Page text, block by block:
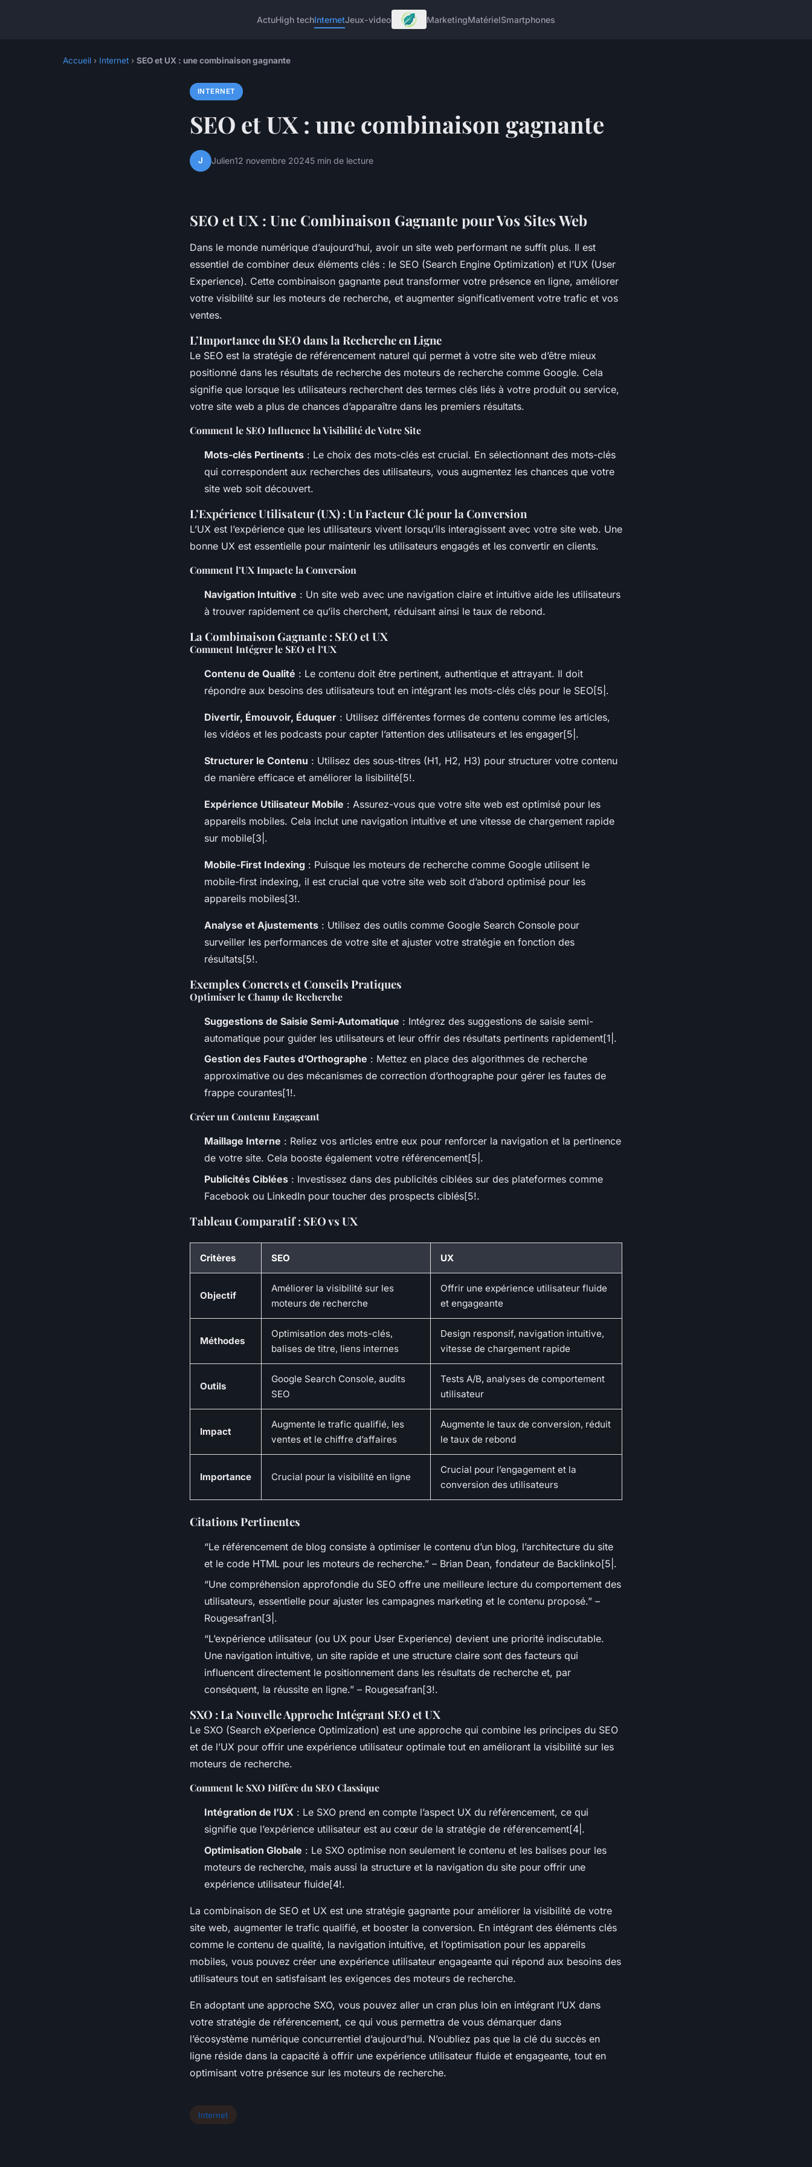
ActuHigh techInternetJeux-video MarketingMatérielSmartphones
Accueil › Internet › SEO et UX : une combinaison gagnante
INTERNET
SEO et UX : une combinaison gagnante
J Julien12 novembre 20245 min de lecture
SEO et UX : Une Combinaison Gagnante pour Vos Sites Web
Dans le monde numérique d’aujourd’hui, avoir un site web performant ne suffit plus. Il est
essentiel de combiner deux éléments clés : le SEO (Search Engine Optimization) et l’UX (User
Experience). Cette combinaison gagnante peut transformer votre présence en ligne, améliorer
votre visibilité sur les moteurs de recherche, et augmenter significativement votre trafic et vos
ventes.
L’Importance du SEO dans la Recherche en Ligne
Le SEO est la stratégie de référencement naturel qui permet à votre site web d’être mieux
positionné dans les résultats de recherche des moteurs de recherche comme Google. Cela
signifie que lorsque les utilisateurs recherchent des termes clés liés à votre produit ou service,
votre site web a plus de chances d’apparaître dans les premiers résultats.
Comment le SEO Influence la Visibilité de Votre Site
Mots-clés Pertinents : Le choix des mots-clés est crucial. En sélectionnant des mots-clés
qui correspondent aux recherches des utilisateurs, vous augmentez les chances que votre
site web soit découvert.
L’Expérience Utilisateur (UX) : Un Facteur Clé pour la Conversion
L’UX est l’expérience que les utilisateurs vivent lorsqu’ils interagissent avec votre site web. Une
bonne UX est essentielle pour maintenir les utilisateurs engagés et les convertir en clients.
Comment l’UX Impacte la Conversion
Navigation Intuitive : Un site web avec une navigation claire et intuitive aide les utilisateurs
à trouver rapidement ce qu’ils cherchent, réduisant ainsi le taux de rebond.
La Combinaison Gagnante : SEO et UX
Comment Intégrer le SEO et l’UX
Contenu de Qualité : Le contenu doit être pertinent, authentique et attrayant. Il doit
répondre aux besoins des utilisateurs tout en intégrant les mots-clés clés pour le SEO[5|.
Divertir, Émouvoir, Éduquer : Utilisez différentes formes de contenu comme les articles,
les vidéos et les podcasts pour capter l’attention des utilisateurs et les engager[5|.
Structurer le Contenu : Utilisez des sous-titres (H1, H2, H3) pour structurer votre contenu
de manière efficace et améliorer la lisibilité[5!.
Expérience Utilisateur Mobile : Assurez-vous que votre site web est optimisé pour les
appareils mobiles. Cela inclut une navigation intuitive et une vitesse de chargement rapide
sur mobile[3|.
Mobile-First Indexing : Puisque les moteurs de recherche comme Google utilisent le
mobile-first indexing, il est crucial que votre site web soit d’abord optimisé pour les
appareils mobiles[3!.
Analyse et Ajustements : Utilisez des outils comme Google Search Console pour
surveiller les performances de votre site et ajuster votre stratégie en fonction des
résultats[5!.
Exemples Concrets et Conseils Pratiques
Optimiser le Champ de Recherche
Suggestions de Saisie Semi-Automatique : Intégrez des suggestions de saisie semi-
automatique pour guider les utilisateurs et leur offrir des résultats pertinents rapidement[1|.
Gestion des Fautes d’Orthographe : Mettez en place des algorithmes de recherche
approximative ou des mécanismes de correction d’orthographe pour gérer les fautes de
frappe courantes[1!.
Créer un Contenu Engageant
Maillage Interne : Reliez vos articles entre eux pour renforcer la navigation et la pertinence
de votre site. Cela booste également votre référencement[5|.
Publicités Ciblées : Investissez dans des publicités ciblées sur des plateformes comme
Facebook ou LinkedIn pour toucher des prospects ciblés[5!.
Tableau Comparatif : SEO vs UX
Critères SEO UX
Objectif
Améliorer la visibilité sur les
moteurs de recherche
Offrir une expérience utilisateur fluide
et engageante
Méthodes
Optimisation des mots-clés,
balises de titre, liens internes
Design responsif, navigation intuitive,
vitesse de chargement rapide
Outils
Google Search Console, audits
SEO
Tests A/B, analyses de comportement
utilisateur
Impact
Augmente le trafic qualifié, les
ventes et le chiffre d’affaires
Augmente le taux de conversion, réduit
le taux de rebond
Importance Crucial pour la visibilité en ligne
Crucial pour l’engagement et la
conversion des utilisateurs
Citations Pertinentes
“Le référencement de blog consiste à optimiser le contenu d’un blog, l’architecture du site
et le code HTML pour les moteurs de recherche.” – Brian Dean, fondateur de Backlinko[5|.
“Une compréhension approfondie du SEO offre une meilleure lecture du comportement des
utilisateurs, essentielle pour ajuster les campagnes marketing et le contenu proposé.” –
Rougesafran[3|.
“L’expérience utilisateur (ou UX pour User Experience) devient une priorité indiscutable.
Une navigation intuitive, un site rapide et une structure claire sont des facteurs qui
influencent directement le positionnement dans les résultats de recherche et, par
conséquent, la réussite en ligne.” – Rougesafran[3!.
SXO : La Nouvelle Approche Intégrant SEO et UX
Le SXO (Search eXperience Optimization) est une approche qui combine les principes du SEO
et de l’UX pour offrir une expérience utilisateur optimale tout en améliorant la visibilité sur les
moteurs de recherche.
Comment le SXO Diffère du SEO Classique
Intégration de l’UX : Le SXO prend en compte l’aspect UX du référencement, ce qui
signifie que l’expérience utilisateur est au cœur de la stratégie de référencement[4|.
Optimisation Globale : Le SXO optimise non seulement le contenu et les balises pour les
moteurs de recherche, mais aussi la structure et la navigation du site pour offrir une
expérience utilisateur fluide[4!.
La combinaison de SEO et UX est une stratégie gagnante pour améliorer la visibilité de votre
site web, augmenter le trafic qualifié, et booster la conversion. En intégrant des éléments clés
comme le contenu de qualité, la navigation intuitive, et l’optimisation pour les appareils
mobiles, vous pouvez créer une expérience utilisateur engageante qui répond aux besoins des
utilisateurs tout en satisfaisant les exigences des moteurs de recherche.
En adoptant une approche SXO, vous pouvez aller un cran plus loin en intégrant l’UX dans
votre stratégie de référencement, ce qui vous permettra de vous démarquer dans
l’écosystème numérique concurrentiel d’aujourd’hui. N’oubliez pas que la clé du succès en
ligne réside dans la capacité à offrir une expérience utilisateur fluide et engageante, tout en
optimisant votre présence sur les moteurs de recherche.
Internet